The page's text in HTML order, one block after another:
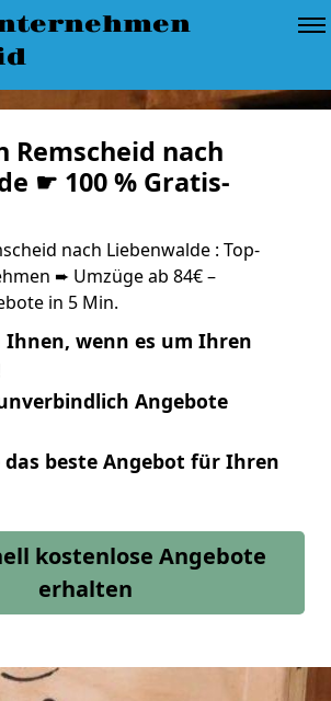
Remscheid nach
☛ 100 % Gratis-
nach Liebenwalde : Top-
➨ Umzüge ab 84€ –
in 5 Min.
Ihnen, wenn es um Ihren
Angebote
das beste Angebot für Ihren
kostenlose Angebote
erhalten